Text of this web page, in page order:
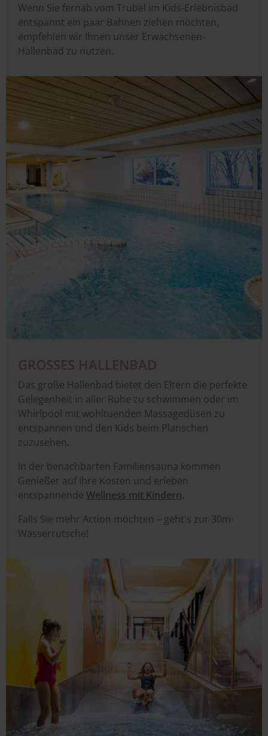
Wenn Sie fernab vom Trubel im Kids-Erlebnisbad
entspannt ein paar Bahnen ziehen möchten,
empfehlen wir Ihnen unser Erwachsenen-
Hallenbad zu nutzen.
Image
GROSSES HALLENBAD
Das große Hallenbad bietet den Eltern die perfekte
Gelegenheit in aller Ruhe zu schwimmen oder im
Whirlpool mit wohltuenden Massagedüsen zu
entspannen und den Kids beim Planschen
zuzusehen.
In der benachbarten Familiensauna kommen
Genießer auf Ihre Kosten und erleben
entspannende Wellness mit Kindern.
Falls Sie mehr Action möchten – geht's zur 30m-
Wasserrutsche!
Image